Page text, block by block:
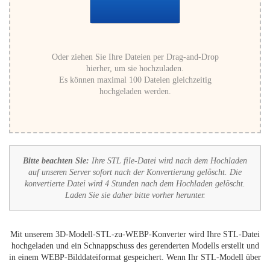
Oder ziehen Sie Ihre Dateien per Drag-and-Drop
hierher, um sie hochzuladen.
Es können maximal 100 Dateien gleichzeitig
hochgeladen werden.
Bitte beachten Sie: Ihre STL file-Datei wird nach dem Hochladen
auf unseren Server sofort nach der Konvertierung gelöscht. Die
konvertierte Datei wird 4 Stunden nach dem Hochladen gelöscht.
Laden Sie sie daher bitte vorher herunter.
Mit unserem 3D-Modell-STL-zu-WEBP-Konverter wird Ihre STL-Datei
hochgeladen und ein Schnappschuss des gerenderten Modells erstellt und
in einem WEBP-Bilddateiformat gespeichert. Wenn Ihr STL-Modell über